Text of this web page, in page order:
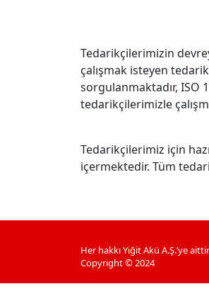
Tedarikçilerimizin
çalışmak isteyen
sorgulanmaktadır, ISO
tedarikçilerimizle
Tedarikçilerimiz için
içermektedir. Tüm
Her hakkı Yiğit Akü A.Ş.’ye
Copyright © 2024